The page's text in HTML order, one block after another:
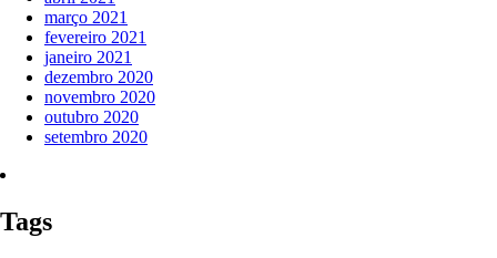
março 2021
fevereiro 2021
janeiro 2021
dezembro 2020
novembro 2020
outubro 2020
setembro 2020
Tags